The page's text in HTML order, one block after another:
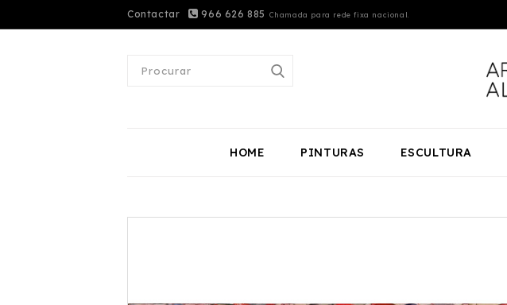
Contactar 966 626 885 Chamada para rede fixa nacional.
HOME PINTURAS ESCULTURA